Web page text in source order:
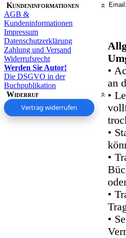
Kundeninformationen
AGB &
Kundeninformationen
Impressum
Datenschutzerklärung
Zahlung und Versand
Widerrufsrecht
Werden Sie Autor!
Die DSGVO in der
Buchpublikation
Widerruf
Vertrag widerrufen
Email:
•
an
•
•
•
•
•